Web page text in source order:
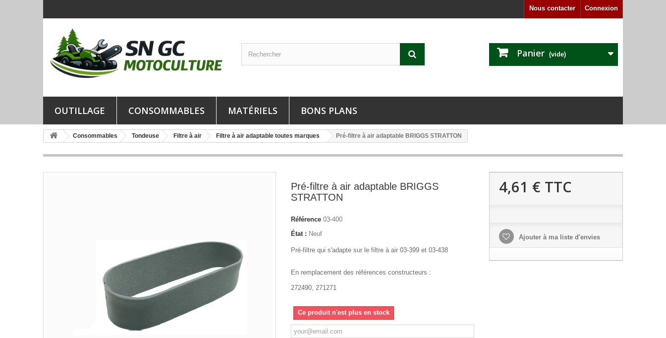
Connexion
Nous contacter
Panier (vide)
OUTILLAGE CONSOMMABLES MATÉRIELS BONS PLANS
Consommables Tondeuse Filtre à air Filtre à air adaptable toutes marques Pré-filtre à air adaptable BRIGGS STRATTON
Pré-filtre à air adaptable BRIGGS
STRATTON
Référence 03-400
État : Neuf
Pré-filtre qui s'adapte sur le filtre à air 03-399 et 03-438
En remplacement des références constructeurs :
272490, 271271
Ce produit n'est plus en stock
4,61 € TTC
Ajouter à ma liste d'envies